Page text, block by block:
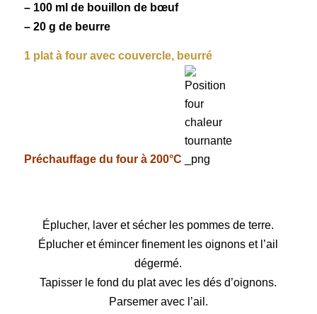
– 100 ml de bouillon de bœuf
– 20 g de beurre
1 plat à four avec couvercle, beurré
Préchauffage du four à 200°C
Éplucher, laver et sécher les pommes de terre.
Éplucher et émincer finement les oignons et l’ail
dégermé.
Tapisser le fond du plat avec les dés d’oignons.
Parsemer avec l’ail.